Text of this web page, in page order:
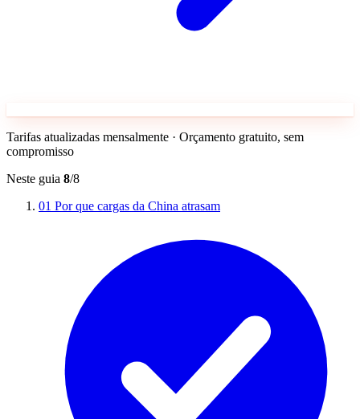
Tarifas atualizadas mensalmente · Orçamento gratuito, sem
compromisso
Neste guia 8/8
01 Por que cargas da China atrasam